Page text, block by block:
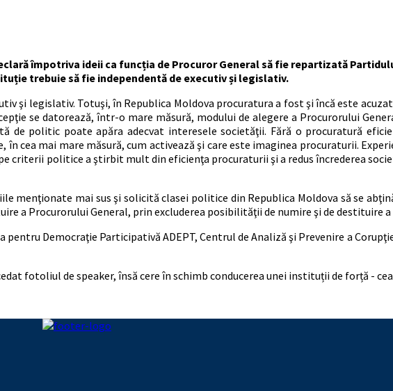
împotriva ideii ca funcția de Procuror General să fie repartizată
trebuie să fie independentă de executiv și legislativ.
şi legislativ. Totuşi, în Republica Moldova procuratura a fost şi încă este
se datorează, într-o mare măsură, modului de alegere a Procurorului
de politic poate apăra adecvat interesele societăţii. Fără o procuratură
cea mai mare măsură, cum activează şi care este imaginea procuraturii.
criterii politice a ştirbit mult din eficienţa procuraturii şi a redus încrederea
menţionate mai sus şi solicită clasei politice din Republica Moldova să se
a Procurorului General, prin excluderea posibilităţii de numire şi de destituire
Democraţie Participativă ADEPT, Centrul de Analiză şi Prevenire a
fotoliul de speaker, însă cere în schimb conducerea unei instituții de forță -